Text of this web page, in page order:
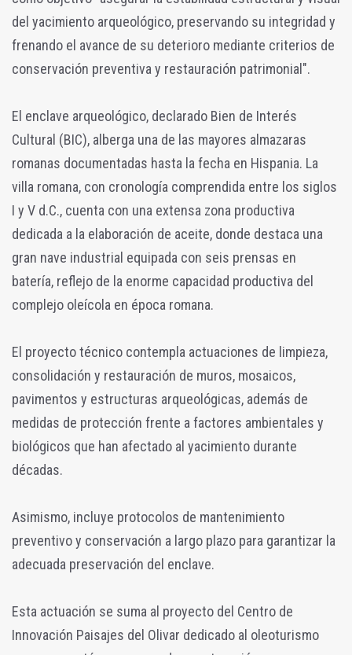
del yacimiento arqueológico, preservando su integridad y
frenando el avance de su deterioro mediante criterios de
conservación preventiva y restauración patrimonial".
El enclave arqueológico, declarado Bien de Interés
Cultural (BIC), alberga una de las mayores almazaras
romanas documentadas hasta la fecha en Hispania. La
villa romana, con cronología comprendida entre los siglos
I y V d.C., cuenta con una extensa zona productiva
dedicada a la elaboración de aceite, donde destaca una
gran nave industrial equipada con seis prensas en
batería, reflejo de la enorme capacidad productiva del
complejo oleícola en época romana.
El proyecto técnico contempla actuaciones de limpieza,
consolidación y restauración de muros, mosaicos,
pavimentos y estructuras arqueológicas, además de
medidas de protección frente a factores ambientales y
biológicos que han afectado al yacimiento durante
décadas.
Asimismo, incluye protocolos de mantenimiento
preventivo y conservación a largo plazo para garantizar la
adecuada preservación del enclave.
Esta actuación se suma al proyecto del Centro de
Innovación Paisajes del Olivar dedicado al oleoturismo